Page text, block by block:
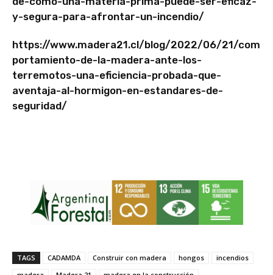
y-segura-para-afrontar-un-incendio/
https://www.madera21.cl/blog/2022/06/21/com
portamiento-de-la-madera-ante-los-
terremotos-una-eficiencia-probada-que-
aventaja-al-hormigon-en-estandares-de-
seguridad/
TAGS CADAMDA Construir con madera hongos
incendios